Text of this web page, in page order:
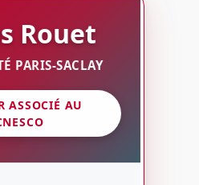
Rouet
PARIS-SACLAY
ASSOCIÉ AU